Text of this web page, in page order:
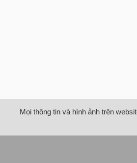
Mọi thông tin và hình ảnh trên